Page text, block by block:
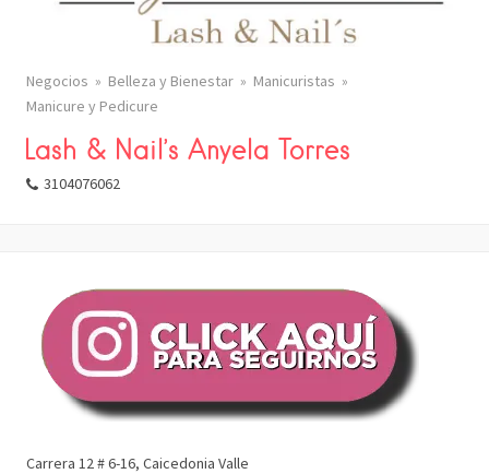
Negocios Belleza y Bienestar
Manicuristas
Manicure y Pedicure
Lash & Nail’s Anyela Torres
3104076062
Carrera 12 # 6-16, Caicedonia Valle